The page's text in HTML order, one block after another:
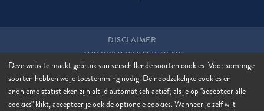
DISCLAIMER
AVG PRIVACY STATEMENT
COOKIES
COOKIE MANAGER
SITEMAP
Deze website maakt gebruik van verschillende soorten cookies. Voor sommige
soorten hebben we je toestemming nodig. De noodzakelijke cookies en
anonieme statistieken zijn altijd automatisch actief; als je op "accepteer alle
cookies" klikt, accepteer je ook de optionele cookies. Wanneer je zelf wilt